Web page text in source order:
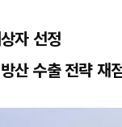
자 선정
산 수출 전략 재